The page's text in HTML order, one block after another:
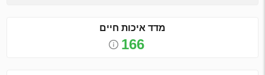
מדד איכות חיים
166